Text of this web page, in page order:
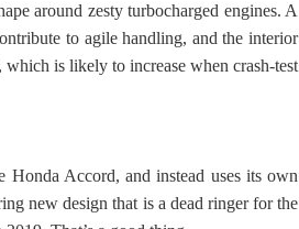
around zesty turbocharged engines. A
to agile handling, and the interior
is likely to increase when crash-test
Accord, and instead uses its own
new design that is a dead ringer for the